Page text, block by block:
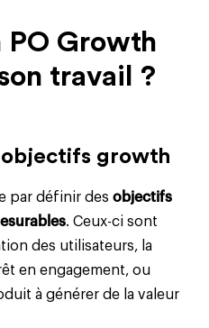
PO Growth
travail ?
growth
par définir desobjectifs
. Ceux-ci sont
des utilisateurs, la
en engagement, ou
à générer de la valeur